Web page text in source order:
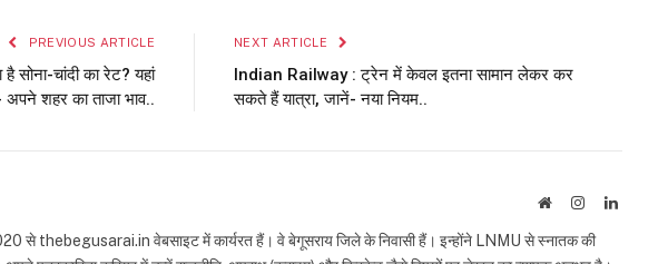
PREVIOUS ARTICLE
चांदी का रेट? यहां
अपने शहर का ताजा भाव..
NEXT ARTICLE
Indian Railway : ट्रेन में केवल इतना सामान लेकर कर
सकते हैं यात्रा, जानें- नया नियम..
WebsiteInstagramLinkedIn
से thebegusarai.in वेबसाइट में कार्यरत हैं। वे बेगूसराय जिले के निवासी हैं। इन्होंने LNMU से स्नातक की